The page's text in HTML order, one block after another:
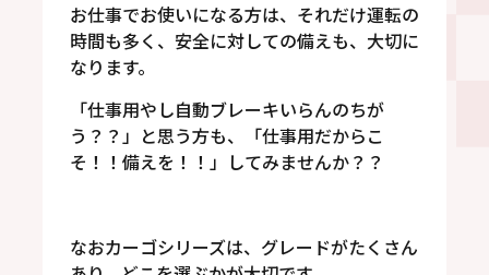
お仕事でお使いになる方は、それだけ運転の
時間も多く、安全に対しての備えも、大切に
なります。
「仕事用やし自動ブレーキいらんのちが
う？？」と思う方も、「仕事用だからこ
そ！！備えを！！」してみませんか？？
なおカーゴシリーズは、グレードがたくさん